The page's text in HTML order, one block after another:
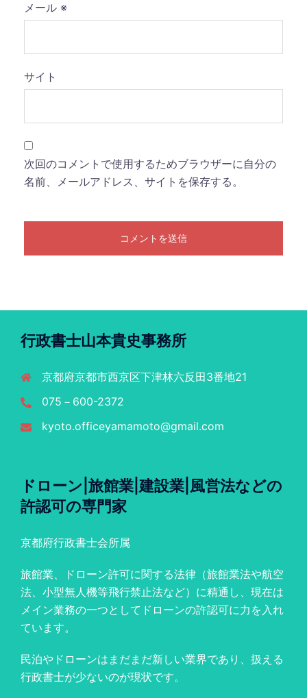
メール ※
サイト
次回のコメントで使用するためブラウザーに自分の
名前、メールアドレス、サイトを保存する。
行政書士山本貴史事務所
京都府京都市西京区下津林六反田3番地21
075－600-2372
kyoto.officeyamamoto@gmail.com
ドローン|旅館業|建設業|風営法などの
許認可の専門家
京都府行政書士会所属
旅館業、ドローン許可に関する法律（旅館業法や航空
法、小型無人機等飛行禁止法など）に精通し、現在は
メイン業務の一つとしてドローンの許認可に力を入れ
ています。
民泊やドローンはまだまだ新しい業界であり、扱える
行政書士が少ないのが現状です。